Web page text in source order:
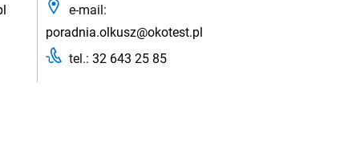
e-mail:
poradnia.olkusz@okotest.pl
tel.: 32 643 25 85